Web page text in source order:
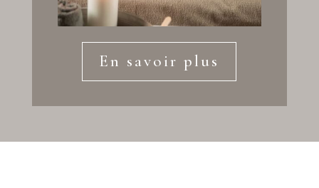
En savoir plus